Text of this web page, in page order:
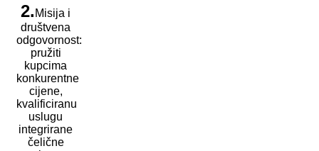
2. Misija i
društvena
odgovornost:
pružiti
kupcima
konkurentne
cijene,
kvalificiranu
uslugu
integrirane
čelične